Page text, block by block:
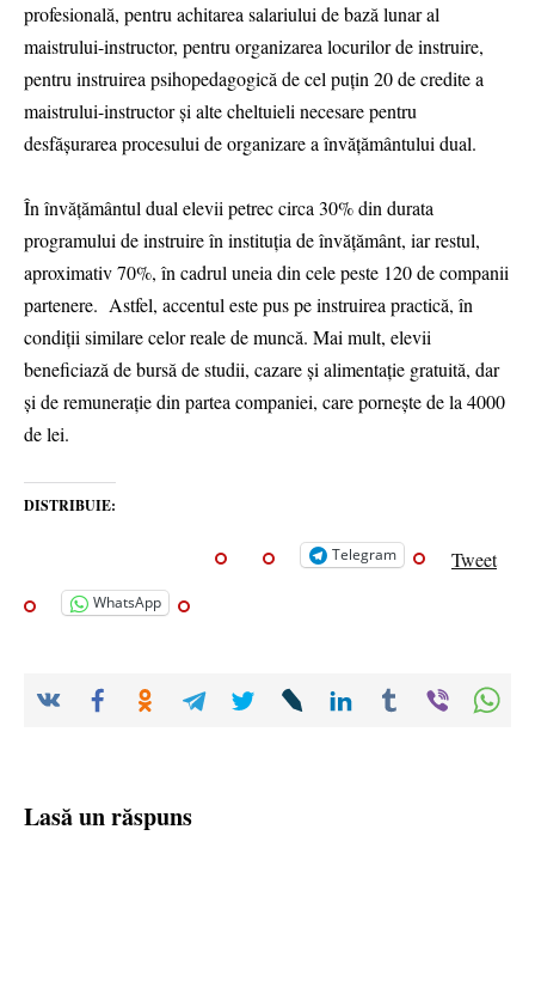
profesională, pentru achitarea salariului de bază lunar al
maistrului-instructor, pentru organizarea locurilor de instruire,
pentru instruirea psihopedagogică de cel puțin 20 de credite a
maistrului-instructor și alte cheltuieli necesare pentru
desfășurarea procesului de organizare a învățământului dual.
În învățământul dual elevii petrec circa 30% din durata
programului de instruire în instituția de învățământ, iar restul,
aproximativ 70%, în cadrul uneia din cele peste 120 de companii
partenere. Astfel, accentul este pus pe instruirea practică, în
condiții similare celor reale de muncă. Mai mult, elevii
beneficiază de bursă de studii, cazare și alimentație gratuită, dar
și de remunerație din partea companiei, care pornește de la 4000
de lei.
DISTRIBUIE:
Telegram Tweet
WhatsApp
Lasă un răspuns